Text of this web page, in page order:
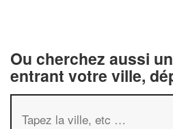
Ou cherchez aussi
entrant votre ville,